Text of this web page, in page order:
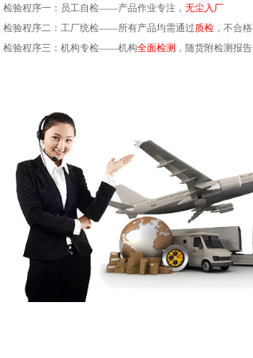
检验程序一：员工自检——产品作业专注， 无尘入厂
检验程序二：工厂统检——所有产品均需通过质检 ，不合
检验程序三：机构专检——机构全面检测 ，随货附检测报告